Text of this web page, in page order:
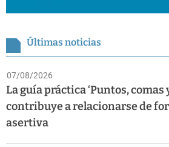
Últimas noticias
07/08/2026
La guía práctica ‘Puntos, comas
contribuye a relacionarse de
asertiva